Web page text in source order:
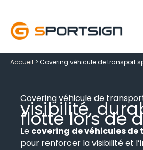
contenu
Accueil Covering véhicule de transport
Covering véhicule de
visibilité,
flotte lors de
Le covering de véhicules
pour renforcer la visibilité et